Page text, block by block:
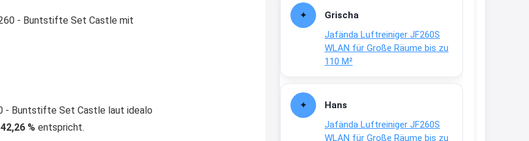
- Buntstifte Set Castle mit
- Buntstifte Set Castle laut idealo
42,26 % entspricht.
Grischa
Jafända Luftreiniger JF260S
WLAN für Große Räume bis zu
110 M²
Hans
Jafända Luftreiniger JF260S
WLAN für Große Räume bis zu
↩
Joachim
Ab diesem Jahr gibt es keine
Fielmann-Blinkis mehr / wurde
www.fielmann-
group.com/blinkis...